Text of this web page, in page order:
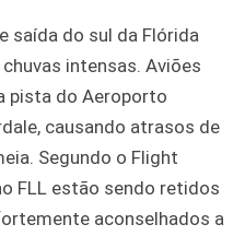
saída do sul da Flórida
intensas. Aviões
pista do Aeroporto
causando atrasos de
Segundo o Flight
FLL estão sendo retidos
aconselhados a